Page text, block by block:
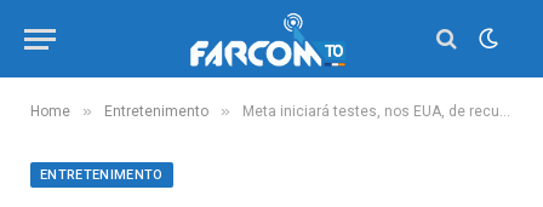
Home » Entretenimento » Meta iniciará testes, nos EUA, de recurso polêmico anunciado por Zuckerberg em janeiro
ENTRETENIMENTO